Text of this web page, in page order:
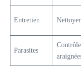
Entretien
Parasites